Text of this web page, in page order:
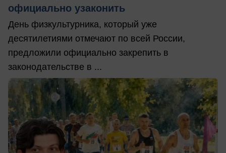
официально узаконить
День физкультурника, который уже
десятилетиями отмечают по всей России,
предложили официально закрепить в
законодательстве в ...